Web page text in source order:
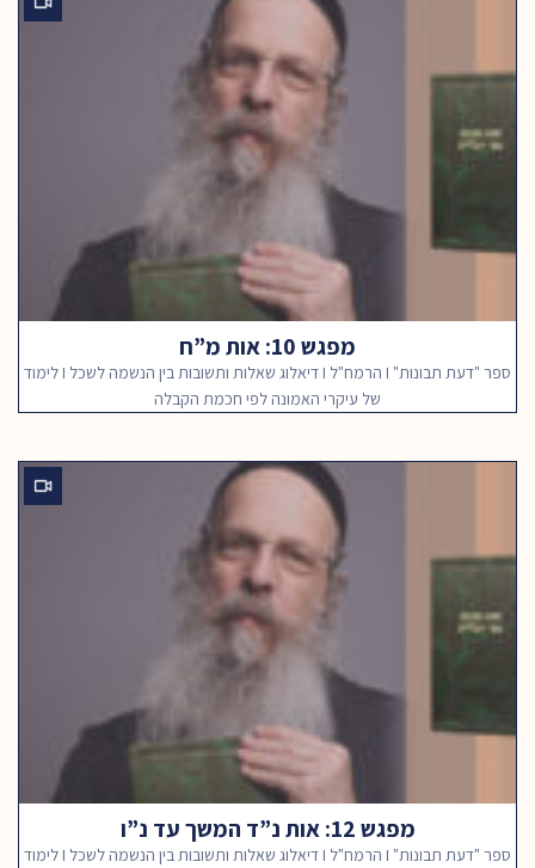
מפגש 10: אות מ”ח
ספר "דעת תבונות" I הרמח"ל I דיאלוג שאלות ותשובות בין הנשמה לשכל I לימוד
של עיקרי האמונה לפי חכמת הקבלה
מפגש 12: אות נ”ד המשך עד נ”ו
ספר "דעת תבונות" I הרמח"ל I דיאלוג שאלות ותשובות בין הנשמה לשכל I לימוד